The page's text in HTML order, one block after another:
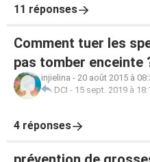
11 réponses
Comment tuer les
pas tomber enceinte
injielina - 20 août 2015 à
DCI - 15 sept. 2019 à
4 réponses